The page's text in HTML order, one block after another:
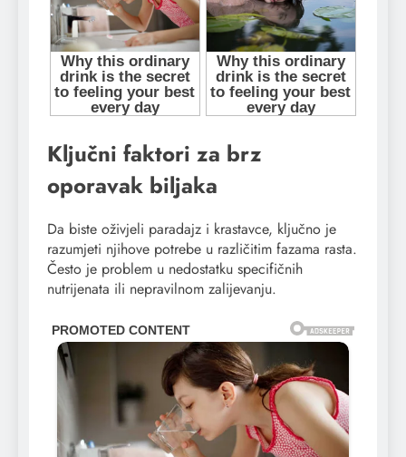
Ključni faktori za brz
oporavak biljaka
Da biste oživjeli paradajz i krastavce, ključno je
razumjeti njihove potrebe u različitim fazama rasta.
Često je problem u nedostatku specifičnih
nutrijenata ili nepravilnom zalijevanju.